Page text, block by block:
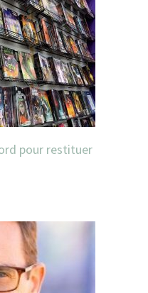
pour restituer